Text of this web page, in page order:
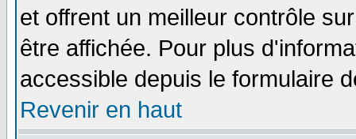
et offrent un meilleur contrôle
être affichée. Pour plus
accessible depuis le formulaire
Revenir en haut